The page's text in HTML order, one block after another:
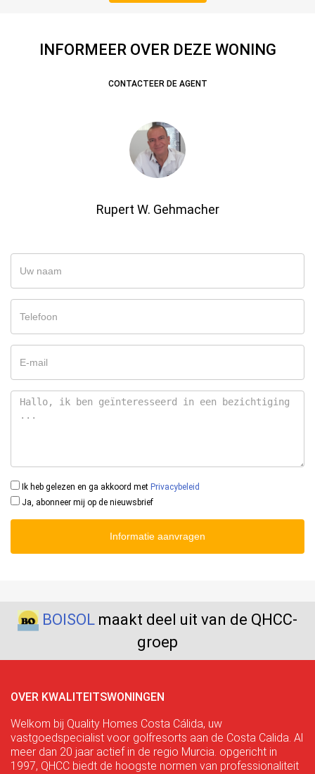
INFORMEER OVER DEZE WONING
CONTACTEER DE AGENT
Rupert W. Gehmacher
Ik heb gelezen en ga akkoord met Privacybeleid
Ja, abonneer mij op de nieuwsbrief
Informatie aanvragen
BOISOL maakt deel uit van de QHCC-
groep
OVER KWALITEITSWONINGEN
Welkom bij Quality Homes Costa Cálida, uw
vastgoedspecialist voor golfresorts aan de Costa Calida. Al
meer dan 20 jaar actief in de regio Murcia. opgericht in
1997, QHCC biedt de hoogste normen van professionaliteit